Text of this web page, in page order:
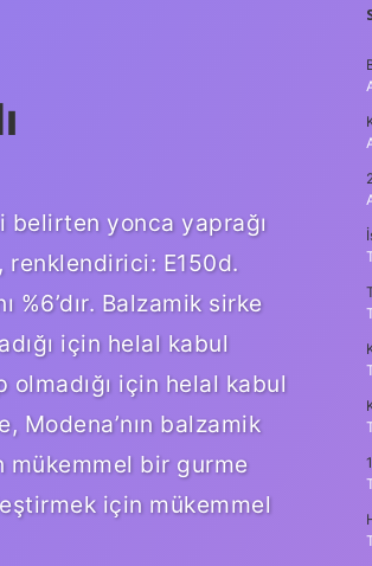
belirten yonca yaprağı
renklendirici: E150d.
Balzamik sirke
için helal kabul
için helal kabul
Modena’nın balzamik
bir gurme
için mükemmel